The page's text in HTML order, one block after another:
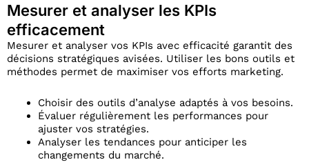
Mesurer et analyser les KPIs
efficacement
Mesurer et analyser vos KPIs avec efficacité garantit des
décisions stratégiques avisées. Utiliser les bons outils et
méthodes permet de maximiser vos efforts marketing.
Choisir des outils d’analyse adaptés à vos besoins.
Évaluer régulièrement les performances pour
ajuster vos stratégies.
Analyser les tendances pour anticiper les
changements du marché.